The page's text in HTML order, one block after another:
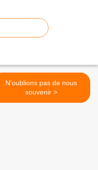
N'oublions pas de nous
souvenir >